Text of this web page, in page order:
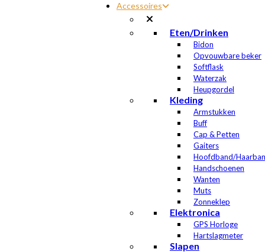
Accessoires
Eten/Drinken
Bidon
Opvouwbare beker
Softflask
Waterzak
Heupgordel
Kleding
Armstukken
Buff
Cap & Petten
Gaiters
Hoofdband/
Handschoenen
Wanten
Muts
Zonneklep
Elektronica
GPS Horloge
Hartslagmeter
Slapen